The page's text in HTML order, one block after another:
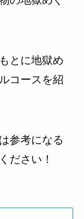
とに地獄め
コースを紹
参考になる
ださい！